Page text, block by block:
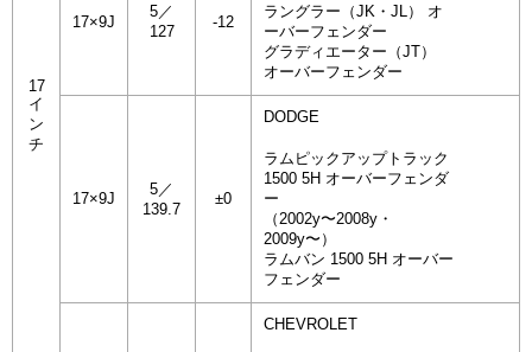
17
イ
ン
チ
17×9J
5／
127
-12
ラングラー（JK・JL） オ
ーバーフェンダー
グラディエーター（JT）
オーバーフェンダー
17×9J
5／
139.7
±0
DODGE
ラムピックアップトラック
1500 5H オーバーフェンダ
ー
（2002y〜2008y・
2009y〜）
ラムバン 1500 5H オーバー
フェンダー
CHEVROLET